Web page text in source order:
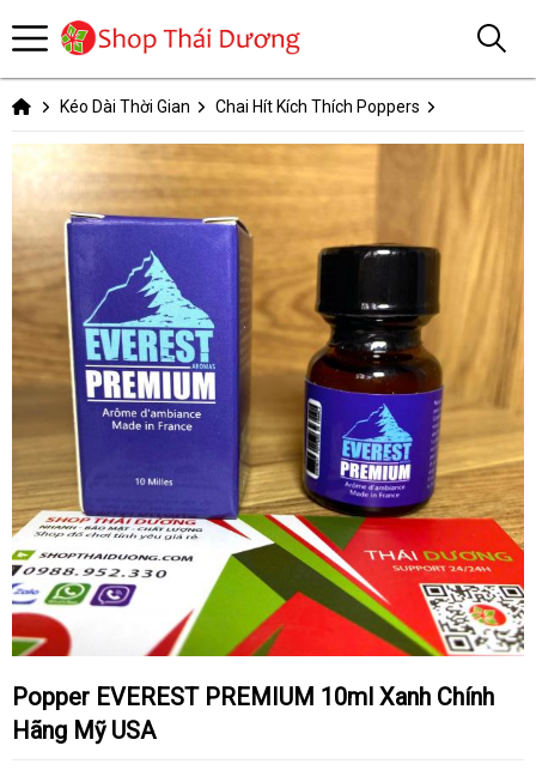
Kéo Dài Thời Gian Chai Hít Kích Thích Poppers
Popper EVEREST PREMIUM 10ml Xanh Chính
Hãng Mỹ USA